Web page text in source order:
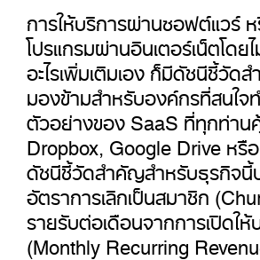
การให้บริการผ่านซอฟต์แวร์
โปรแกรมผ่านอินเตอร์เน็ตโด
อะไรเพิ่มเติมเอง ก็มีดัชนีชี้วัด
มองข้ามสำหรับองค์กรที่สนใจ
ตัวอย่างของ SaaS ที่ทุกท่าน
Dropbox, Google Drive หรื
ดัชนีชี้วัดสำคัญสำหรับธุรกิจนี้
อัตราการเลิกเป็นสมาชิก
รายรับต่อเดือนจากการเปิดให้
(Monthly Recurring